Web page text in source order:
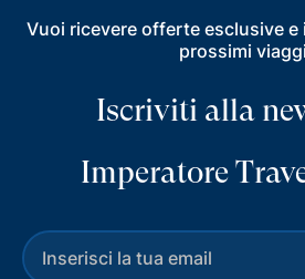
Vuoi ricevere offerte esclusive
prossimi
Iscriviti alla
Imperatore